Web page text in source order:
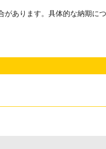
あります。具体的な納期に